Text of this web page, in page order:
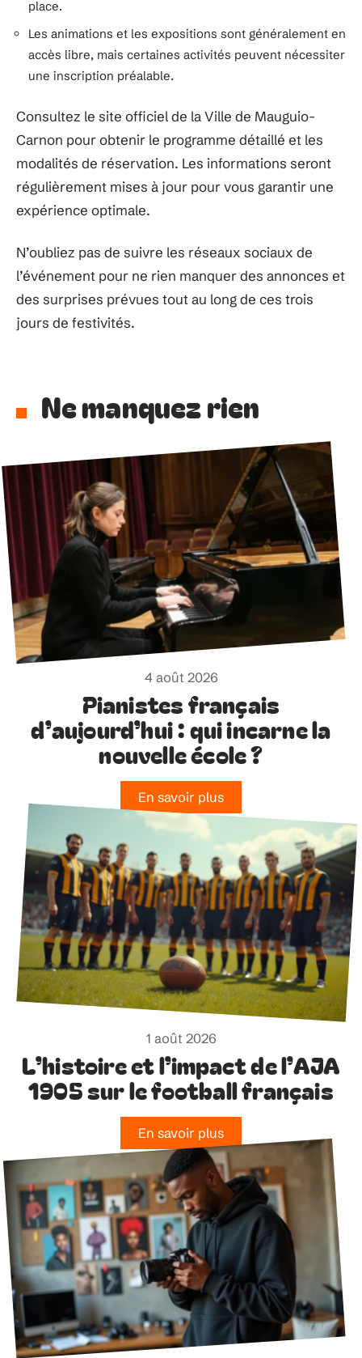
place.
Les animations et les expositions sont généralement en
accès libre, mais certaines activités peuvent nécessiter
une inscription préalable.
Consultez le site officiel de la Ville de Mauguio-
Carnon pour obtenir le programme détaillé et les
modalités de réservation. Les informations seront
régulièrement mises à jour pour vous garantir une
expérience optimale.
N’oubliez pas de suivre les réseaux sociaux de
l’événement pour ne rien manquer des annonces et
des surprises prévues tout au long de ces trois
jours de festivités.
Ne manquez rien
4 août 2026
Pianistes français
d’aujourd’hui : qui incarne la
nouvelle école ?
En savoir plus
1 août 2026
L’histoire et l’impact de l’AJA
1905 sur le football français
En savoir plus